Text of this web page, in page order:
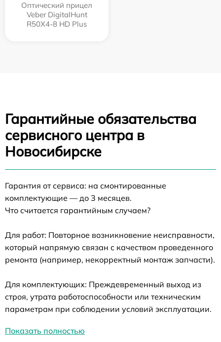
Оптический прицел
Veber DigitalHunt
R50X4-8 HD Plus
Гарантийные обязательства
сервисного центра в
Новосибирске
Гарантия от сервиса: на смонтированные
комплектующие — до 3 месяцев.
Что считается гарантийным случаем?
Для работ: Повторное возникновение неисправности,
который напрямую связан с качеством проведенного
ремонта (например, некорректный монтаж запчасти).
Для комплектующих: Преждевременный выход из
строя, утрата работоспособности или техническим
параметрам при соблюдении условий эксплуатации.
Показать полностью